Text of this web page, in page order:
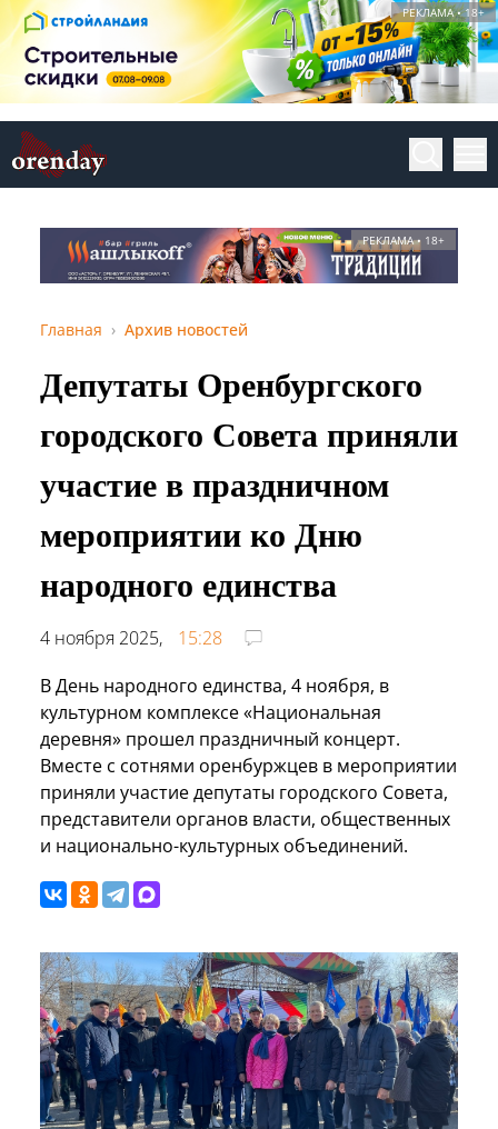
РЕКЛАМА • 18+
РЕКЛАМА • 18+
Главная Архив новостей
Депутаты Оренбургского
городского Совета приняли
участие в праздничном
мероприятии ко Дню
народного единства
4 ноября 2025,
15:28
В День народного единства, 4 ноября, в
культурном комплексе «Национальная
деревня» прошел праздничный концерт.
Вместе с сотнями оренбуржцев в мероприятии
приняли участие депутаты городского Совета,
представители органов власти, общественных
и национально-культурных объединений.